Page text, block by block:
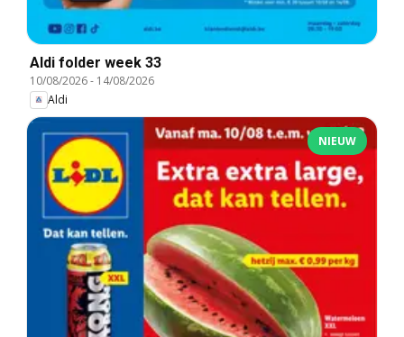
Aldi folder week 33
10/08/2026- 14/08/2026
Aldi
NIEUW